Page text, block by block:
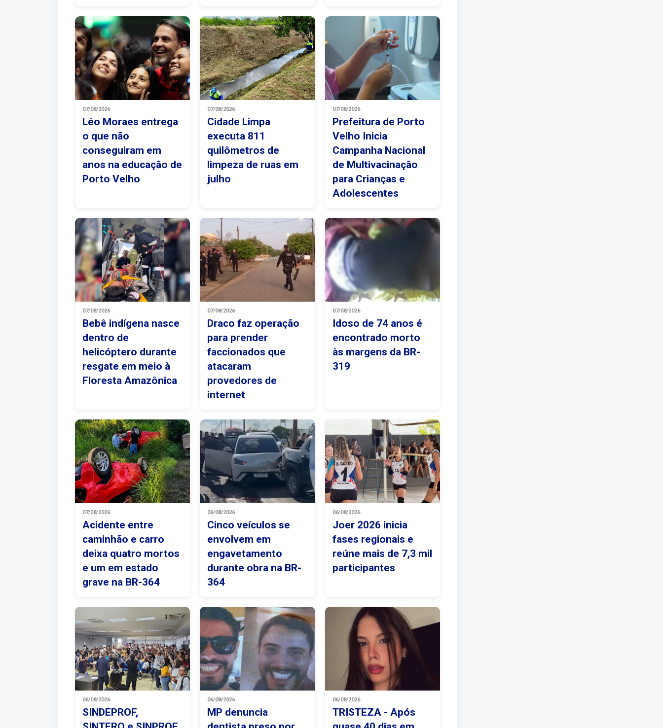
07/08/2026
Léo Moraes entrega
o que não
conseguiram em
anos na educação de
Porto Velho
07/08/2026
Cidade Limpa
executa 811
quilômetros de
limpeza de ruas em
julho
07/08/2026
Prefeitura de Porto
Velho Inicia
Campanha Nacional
de Multivacinação
para Crianças e
Adolescentes
07/08/2026
Bebê indígena nasce
dentro de
helicóptero durante
resgate em meio à
Floresta Amazônica
07/08/2026
Draco faz operação
para prender
faccionados que
atacaram
provedores de
internet
07/08/2026
Idoso de 74 anos é
encontrado morto
às margens da BR-
319
07/08/2026
Acidente entre
caminhão e carro
deixa quatro mortos
e um em estado
grave na BR-364
06/08/2026
Cinco veículos se
envolvem em
engavetamento
durante obra na BR-
364
06/08/2026
Joer 2026 inicia
fases regionais e
reúne mais de 7,3 mil
participantes
06/08/2026
SINDEPROF,
06/08/2026
MP denuncia
06/08/2026
TRISTEZA - Após